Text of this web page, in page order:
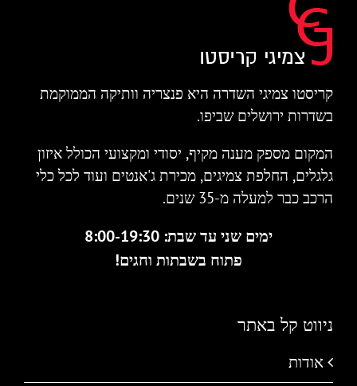
קריסטו צמיגי השדרה היא פנצריה וותיקה הממוקמת
בשדרות ירושלים שביפו.
המקום מספק מענה מקיף, יסודי ומקצועי הכולל איזון
גלגלים, החלפת צמיגים, מכירת ג'אנטים ועוד לכל כלי
הרכב כבר למעלה מ-35 שנים.
ימים שני עד שבת: 8:00-19:30
פתוח בשבתות וחגים!
ניווט קל באתר
אודות